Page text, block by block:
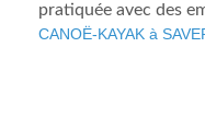
pratiquée avec des
CANOË-KAYAK à